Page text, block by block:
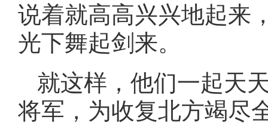
说着就高高兴兴地起来
光下舞起剑来。
就这样，他们一起天
将军，为收复北方竭尽